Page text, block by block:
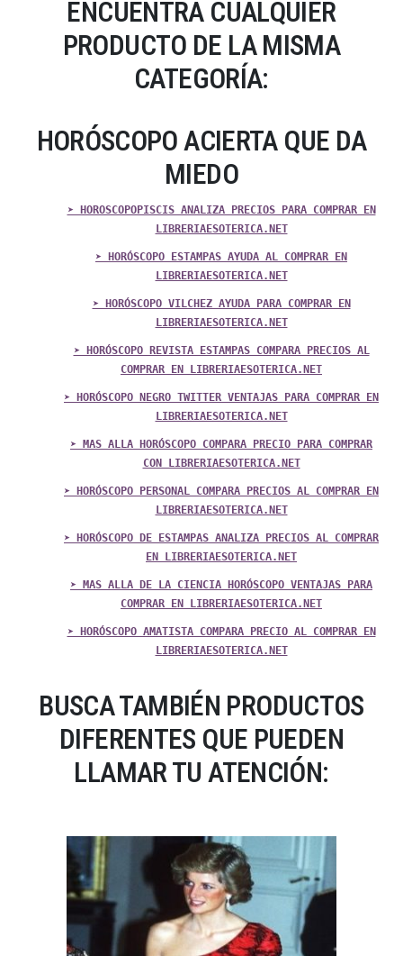
ENCUENTRA CUALQUIER
PRODUCTO DE LA MISMA
CATEGORÍA:
HORÓSCOPO ACIERTA QUE DA
MIEDO
➤ HOROSCOPOPISCIS ANALIZA PRECIOS PARA COMPRAR EN
LIBRERIAESOTERICA.NET
➤ HORÓSCOPO ESTAMPAS AYUDA AL COMPRAR EN
LIBRERIAESOTERICA.NET
➤ HORÓSCOPO VILCHEZ AYUDA PARA COMPRAR EN
LIBRERIAESOTERICA.NET
➤ HORÓSCOPO REVISTA ESTAMPAS COMPARA PRECIOS AL
COMPRAR EN LIBRERIAESOTERICA.NET
➤ HORÓSCOPO NEGRO TWITTER VENTAJAS PARA COMPRAR EN
LIBRERIAESOTERICA.NET
➤ MAS ALLA HORÓSCOPO COMPARA PRECIO PARA COMPRAR
CON LIBRERIAESOTERICA.NET
➤ HORÓSCOPO PERSONAL COMPARA PRECIOS AL COMPRAR EN
LIBRERIAESOTERICA.NET
➤ HORÓSCOPO DE ESTAMPAS ANALIZA PRECIOS AL COMPRAR
EN LIBRERIAESOTERICA.NET
➤ MAS ALLA DE LA CIENCIA HORÓSCOPO VENTAJAS PARA
COMPRAR EN LIBRERIAESOTERICA.NET
➤ HORÓSCOPO AMATISTA COMPARA PRECIO AL COMPRAR EN
LIBRERIAESOTERICA.NET
BUSCA TAMBIÉN PRODUCTOS
DIFERENTES QUE PUEDEN
LLAMAR TU ATENCIÓN: